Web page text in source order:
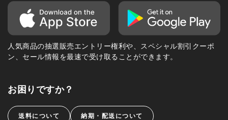
人気商品の抽選販売エントリー権利や、スペシャル割引クーポ
ン、セール情報を最速で受け取ることができます。
お困りですか？
送料について 納期・配送について